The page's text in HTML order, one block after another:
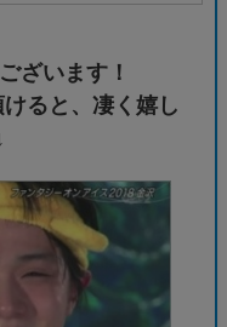
ざいます！
ると、凄く嬉し